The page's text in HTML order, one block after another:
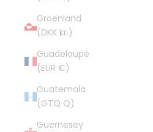
Groenland
(DKK kr.)
Guadeloupe
(EUR €)
Guatemala
(GTQ Q)
Guernesey